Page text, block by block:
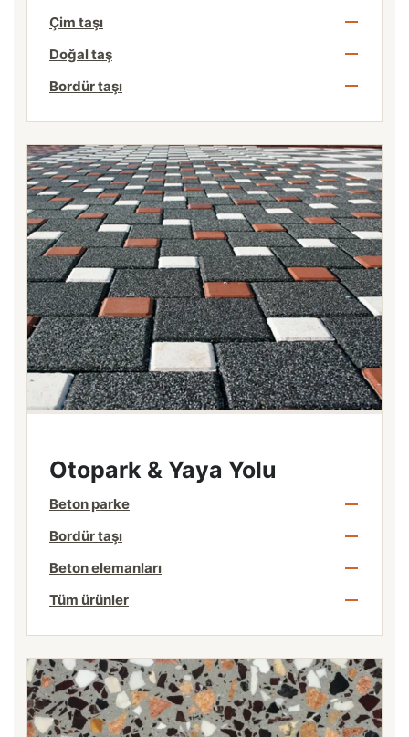
Çim taşı
Doğal taş
Bordür taşı
Otopark & Yaya Yolu
Beton parke
Bordür taşı
Beton elemanları
Tüm ürünler